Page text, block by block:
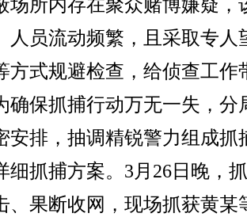
场所内存在聚众赌博嫌疑，
人员流动频繁，且采取专人
方式规避检查，给侦查工作
确保抓捕行动万无一失，分
安排，抽调精锐警力组成抓
细抓捕方案。3月26日晚，
、果断收网，现场抓获黄某